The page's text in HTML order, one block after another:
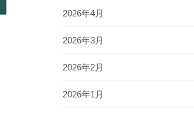
2026年4月
2026年3月
2026年2月
2026年1月